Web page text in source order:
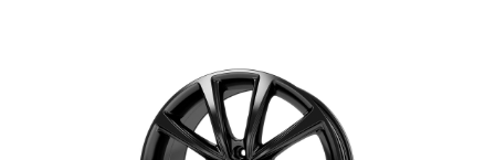
Ignorer la galerie d'images